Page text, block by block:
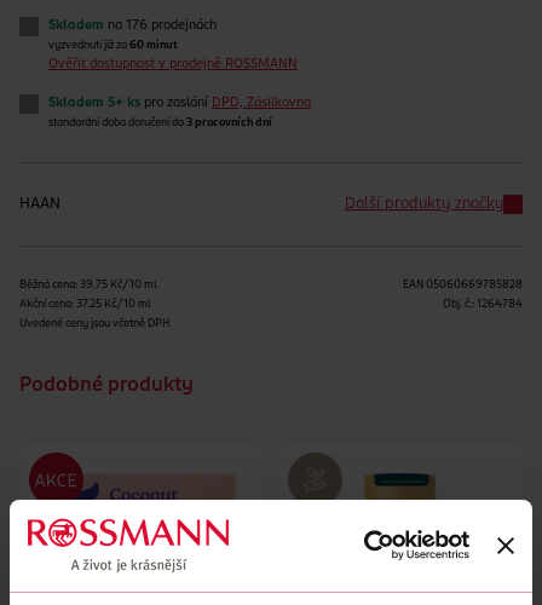
Skladem na 176 prodejnách
vyzvednutí již za 60 minut
Ověřit dostupnost v prodejně ROSSMANN
Skladem 5+ ks pro zaslání DPD, Zásilkovna
standardní doba doručení do 3 pracovních dní
HAAN Další produkty značky
Běžná cena: 39.75 Kč/10 ml
Akční cena: 37.25 Kč/10 ml
Uvedené ceny jsou včetně DPH
EAN 05060669785828
Obj. č.: 1264784
Podobné produkty